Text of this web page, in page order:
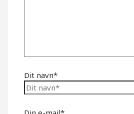
Dit navn*